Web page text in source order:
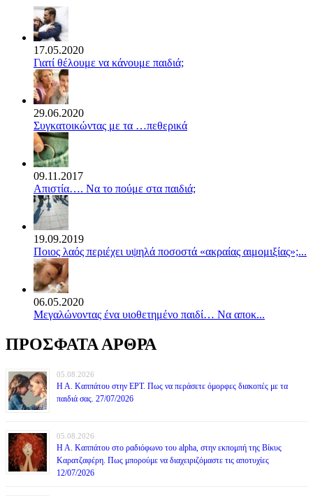
17.05.2020
Γιατί θέλουμε να κάνουμε παιδιά;
29.06.2020
Συγκατοικώντας με τα …πεθερικά
09.11.2017
Απιστία…. Να το πούμε στα παιδιά;
19.09.2019
Ποιος λαός περιέχει υψηλά ποσοστά «ακραίας αιμομιξίας»;...
06.05.2020
Mεγαλώνοντας ένα υιοθετημένο παιδί… Να αποκ...
ΠΡΟΣΦΑΤΑ ΑΡΘΡΑ
05.08.2026
Η Α. Καππάτου στην ΕΡΤ. Πως να περάσετε όμορφες διακοπές με τα
παιδιά σας. 27/07/2026
05.08.2026
Η Α. Καππάτου στο ραδιόφωνο του alpha, στην εκπομπή της Βίκυς
Καρατζαφέρη. Πως μπορούμε να διαχειριζόμαστε τις αποτυχίες
12/07/2026